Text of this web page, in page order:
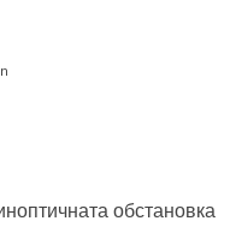
обстановка